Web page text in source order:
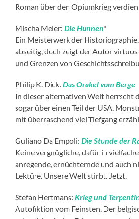
Roman über den Opiumkrieg
Mischa Meier:Die Hunnen*
Ein Meisterwerk der
abseitig, doch zeigt der Autor
und Grenzen von
Philip K. Dick:Das Orakel vom Berge
In dieser alternativen Welt herrscht
sogar über einen Teil der USA.
mit überraschend viel Tiefgang
Guliano Da Empoli:Die Stunde der
Keine vergnügliche, dafür in
anregende, ernüchternde und auch
Lektüre. Unsere Welt stirbt. Jetzt.
Stefan Hertmans:Krieg und Terpentin
Autofiktion vom Feinsten. Der